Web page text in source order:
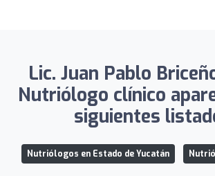
Lic. Juan Pablo
Nutriólogo clínico
siguientes
Nutriólogos en Estado de Yucatán